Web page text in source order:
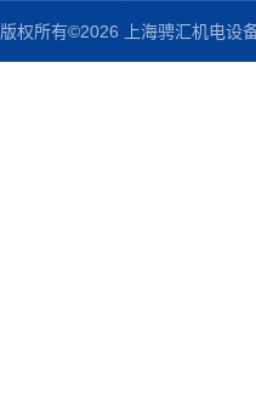
版权所有©2026 上海骋汇机电设